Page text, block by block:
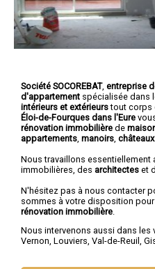
Société SOCOREBAT, entreprise
d'appartement spécialisée dans
intérieurs et extérieurstout corps
Éloi-de-Fourques dans l'Eure
rénovation immobilière de
appartements manoirs châteaux.
Nous travaillons essentiellement
immobilières, des architectes et
N'hésitez pas à nous contacter
sommes à votre disposition
rénovation immobilière
Nous intervenons aussi dans les
Vernon, Louviers, Val-de-Reuil ,